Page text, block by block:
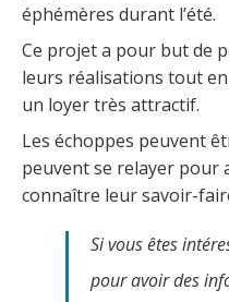
éphémères durant l’été.
Ce projet a pour but de
leurs réalisations tout
un loyer très attractif.
Les échoppes peuvent
peuvent se relayer pour
connaître leur savoir-
Si vous êtes
pour avoir des